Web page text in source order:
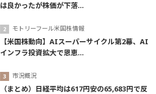
は良かったが株価が下落...
モトリーフール米国株情報
【米国株動向】AIスーパーサイクル第2幕、AI
インフラ投資拡大で恩恵...
市況概況
（まとめ）日経平均は617円安の65,683円で反